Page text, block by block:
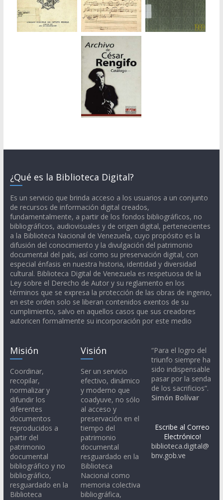
¿Qué es la Biblioteca Digital?
Es un servicio que brinda acceso a los usuarios a un conjunto
de recursos de información digital creados,
fundamentalmente, a partir de los fondos bibliográficos, no
bibliográficos, audiovisuales y de origen digital, pertenecientes
a la Biblioteca Nacional de Venezuela, cuyo propósito es la
difusión del conocimiento y la divulgación del patrimonio
documental del país, así como su preservación digital, con
especial énfasis en nuestra historia, identidad y diversidad
cultural. Biblioteca Digital de Venezuela es respetuosa de la
Ley sobre el Derecho de Autor y su reglamento en los
términos que se expresa la protección de las obras de ingenio,
en este orden solo se liberan contenidos exentos de su
cumplimiento, salvo en aquellos casos que sus creadores
autoricen formalmente su incorporación por este medio
Misión
Coordinar,
recopilar,
normalizar y
difundir los
diferentes
documentos
reproducidos a
partir del
patrimonio
documental
bibliográfico y no
bibliográfico,
resguardado en la
Biblioteca
Visión
Ser un servicio
efectivo, dinámico
y moderno que
coadyuve, no sólo
al acceso y
preservación en el
tiempo del
patrimonio
documental
resguardado en la
Biblioteca
Nacional como
memoria colectiva
bibliográfica,
“Para el logro del
triunfo siempre ha
sido indispensable
pasar por la senda
de los sacrificios”.
Simón Bolívar
Escribe al Correo
Electrónico!
biblioteca.digital@
bnv.gob.ve